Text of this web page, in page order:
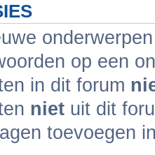
op een
in dit forum
niet uit dit
toevoegen